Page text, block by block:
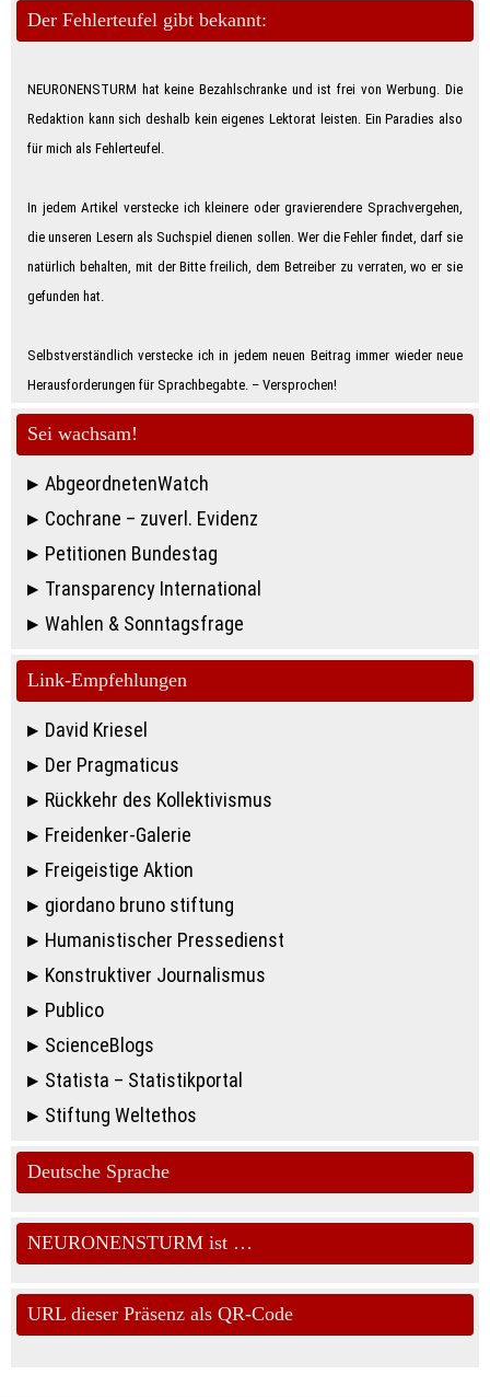
Der Fehlerteufel gibt bekannt:
NEURONENSTURM hat keine Bezahlschranke und ist frei von Werbung. Die
Redaktion kann sich deshalb kein eigenes Lektorat leisten. Ein Paradies also
für mich als Feh­ler­teu­fe­l.
In jedem Artikel verstecke ich kleinere oder gravierendere Sprachvergehen,
die unseren Lesern als Suchspiel dienen sollen. Wer die Fehler findet, darf sie
natürlich behalten, mit der Bitte freilich, dem Betreiber zu verraten, wo er sie
gefunden hat.
Selbstverständlich verstecke ich in jedem neuen Beitrag immer wieder neue
Herausforderungen für Sprachbegabte. – Ver­spro­chen!
Sei wachsam!
AbgeordnetenWatch
Cochrane – zuverl. Evidenz
Petitionen Bundestag
Transparency International
Wahlen & Sonntagsfrage
Link-Empfehlungen
David Kriesel
Der Pragmaticus
Rückkehr des Kollektivismus
Freidenker-Galerie
Freigeistige Aktion
giordano bruno stiftung
Humanistischer Pressedienst
Konstruktiver Journalismus
Publico
ScienceBlogs
Statista – Statistikportal
Stiftung Weltethos
Deutsche Sprache
NEURONENSTURM ist …
URL dieser Präsenz als QR-Code